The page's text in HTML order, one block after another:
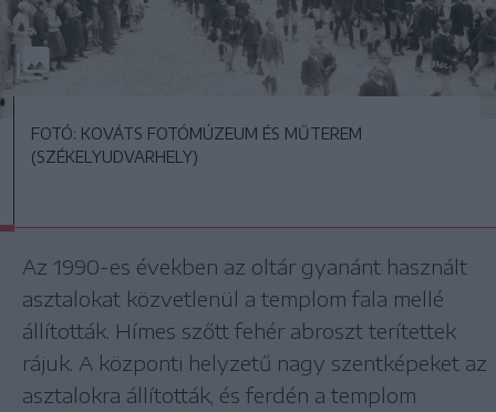
FOTÓ: KOVÁTS FOTÓMÚZEUM ÉS MŰTEREM
(SZÉKELYUDVARHELY)
Az 1990-es években az oltár gyanánt használt
asztalokat közvetlenül a templom fala mellé
állították. Hímes szőtt fehér abroszt terítettek
rájuk. A központi helyzetű nagy szentképeket az
asztalokra állították, és ferdén a templom